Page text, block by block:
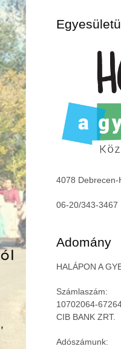
4078 Debrecen-
06-20/343-3467
Adomány
HALÁPON A
Számlaszám:
10702064-
CIB BANK ZRT.
Adószámunk: